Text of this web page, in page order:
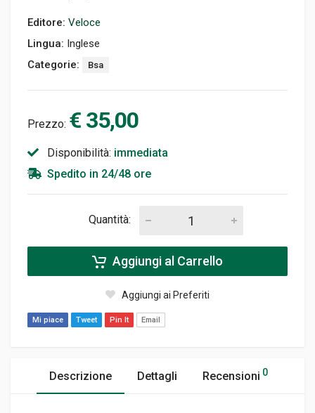
Editore: Veloce
Lingua: Inglese
Categorie:
Bsa
Prezzo: € 35,00
Disponibilità: immediata
Spedito in 24/48 ore
Quantità:
Aggiungi al Carrello
Aggiungi ai Preferiti
Mi piace Tweet Pin It Email
Descrizione Dettagli Recensioni 0